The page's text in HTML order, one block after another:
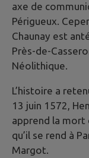
axe de
Périgueux.
Chaunay est
Près-de-
Néolithique.
L’histoire a
13 juin 1572,
apprend la mort
qu’il se rend à
Margot.